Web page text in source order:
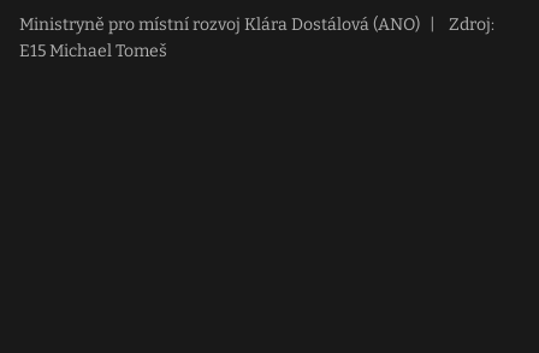
Ministryně pro místní rozvoj Klára Dostálová (ANO)
Zdroj:
E15 Michael Tomeš